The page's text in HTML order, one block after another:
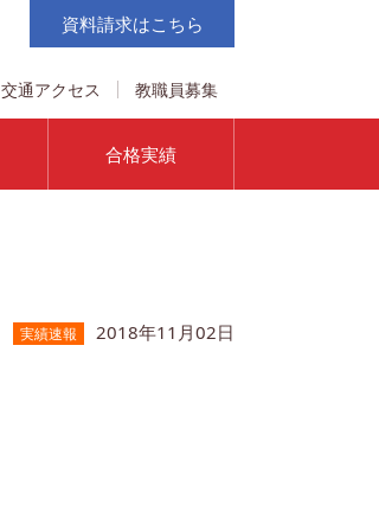
資料請求はこちら
交通アクセス 教職員募集
合格実績
実績速報 2018年11月02日